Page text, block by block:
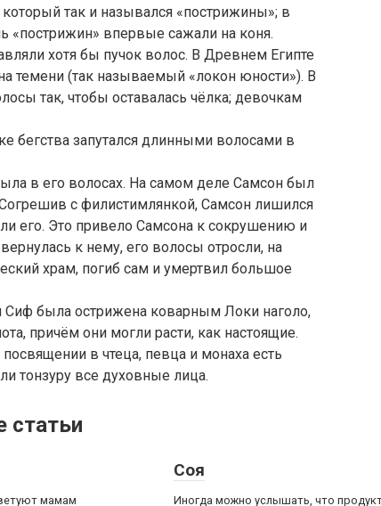
так и назывался «пострижины»; в
«пострижин» впервые сажали на коня.
хотя бы пучок волос. В Древнем Египте
темени (так называемый «локон юности»). В
так, чтобы оставалась чёлка; девочкам
бегства запутался длинными волосами в
в его волосах. На самом деле Самсон был
с филистимлянкой, Самсон лишился
его. Это привело Самсона к сокрушению и
к нему, его волосы отросли, на
храм, погиб сам и умертвил большое
Сиф была острижена коварным Локи наголо,
причём они могли расти, как настоящие.
в чтеца, певца и монаха есть
тонзуру все духовные лица.
статьи
мамам
Соя
Иногда можно услышать, что